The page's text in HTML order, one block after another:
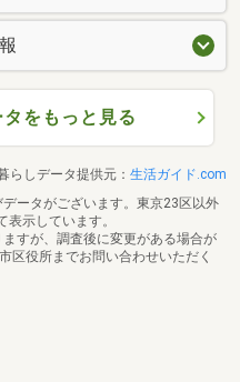
をもっと見る
らしデータ提供元： 生活ガイド.com
ータがございます。東京23区以外
示しています。
すが、調査後に変更がある場合が
区役所までお問い合わせいただく